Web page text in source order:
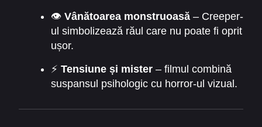
👁️ Vânătoarea monstruoasă– Creeper-
ul simbolizează răul care nu poate fi oprit
ușor.
⚡ Tensiune și mister– filmul combină
suspansul psihologic cu horror-ul vizual.